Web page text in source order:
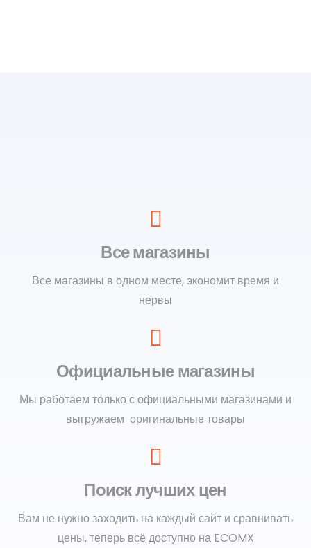
Все магазины
Все магазины в одном месте, экономит время и
нервы
Официальные магазины
Мы работаем только с официальными магазинами и
выгружаем оригинальные товары
Поиск лучших цен
Вам не нужно заходить на каждый сайт и сравнивать
цены, теперь всё доступно на ECOMX